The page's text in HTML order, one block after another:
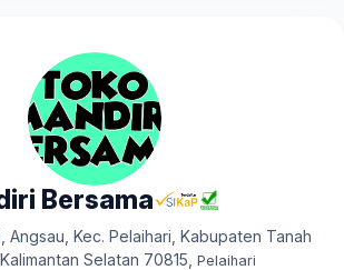
Bersama
Angsau, Kec. Pelaihari, Kabupaten Tanah
Selatan 70815 Pelaihari